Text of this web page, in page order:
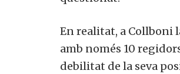
En realitat, a Collboni
amb només 10
debilitat de la seva